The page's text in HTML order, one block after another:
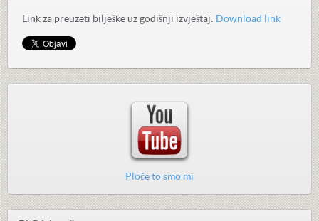
Link za preuzeti bilješke uz godišnji izvještaj: Download link
Ploče to smo mi